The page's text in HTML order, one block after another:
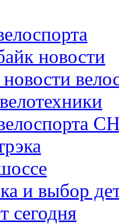
новости
и выбор
сегодня